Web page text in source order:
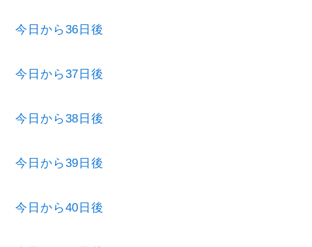
今日から36日後
今日から37日後
今日から38日後
今日から39日後
今日から40日後